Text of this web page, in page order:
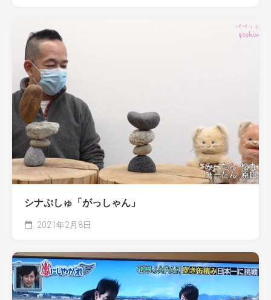
シナぷしゅ「がっしゃん」
2021年2月8日